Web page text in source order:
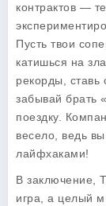
контрактов —
Пусть твои
катишься на
рекорды,
забывай брать
поездку.
весело, ведь
лайфхаками!
В заключение,
игра, а целый